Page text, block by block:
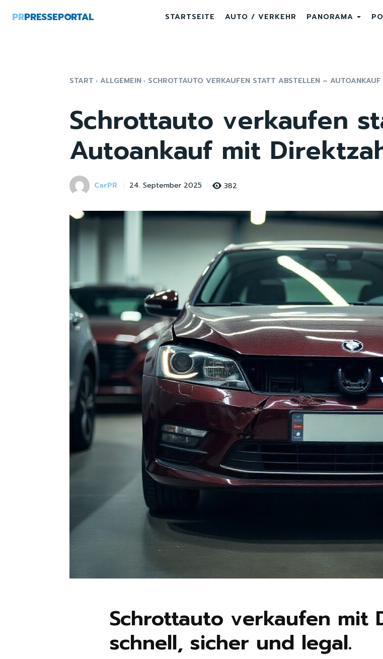
PRPRESSEPORTAL STARTSEITE AUTO / VERKEHR PANORAMA
START ALLGEMEIN SCHROTTAUTO VERKAUFEN STATT ABSTELLEN –
Schrottauto verkaufen
Autoankauf mit
CarPR 24. September 2025 382
Schrottauto verkaufen mit
schnell, sicher und legal.